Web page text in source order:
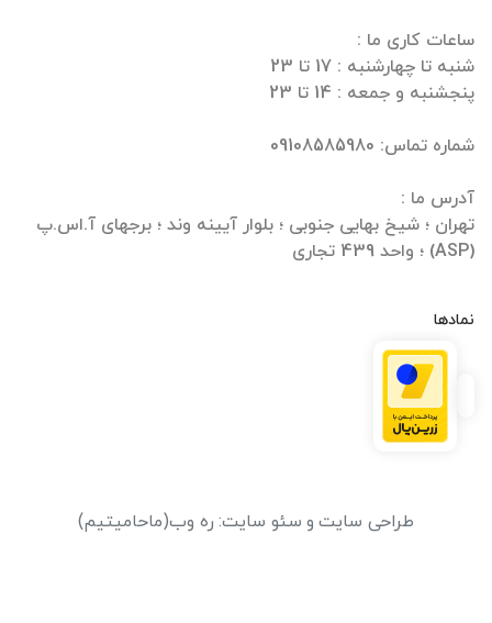
تهران ؛ شیخ بهایی جنوبی ؛ بلوار آیینه وند ؛ برجهای آ.اس.پ
(ASP) ؛ واحد 439 تجاری
نمادها
طراحی سایت و سئو سایت: ره وب(ماحامیتیم)